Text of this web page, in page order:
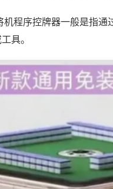
程序控牌器一般是指
具。